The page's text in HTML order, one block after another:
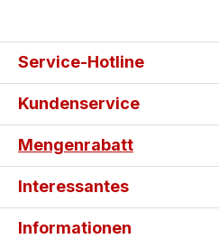
Service-Hotline
Kundenservice
Mengenrabatt
Interessantes
Informationen